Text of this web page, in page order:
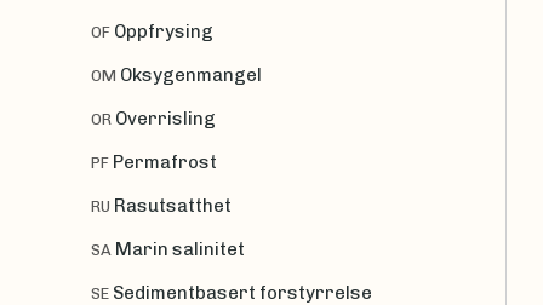
OF Oppfrysing
OM Oksygenmangel
OR Overrisling
PF Permafrost
RU Rasutsatthet
SA Marin salinitet
SE Sedimentbasert forstyrrelse